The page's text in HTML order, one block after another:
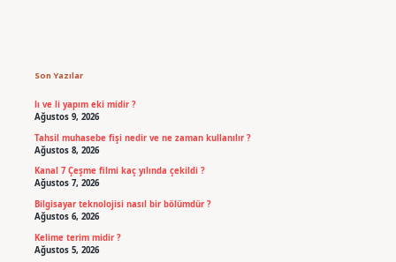
Son Yazılar
lı ve li yapım eki midir ?
Ağustos 9, 2026
Tahsil muhasebe fişi nedir ve ne zaman kullanılır ?
Ağustos 8, 2026
Kanal 7 Çeşme filmi kaç yılında çekildi ?
Ağustos 7, 2026
Bilgisayar teknolojisi nasıl bir bölümdür ?
Ağustos 6, 2026
Kelime terim midir ?
Ağustos 5, 2026